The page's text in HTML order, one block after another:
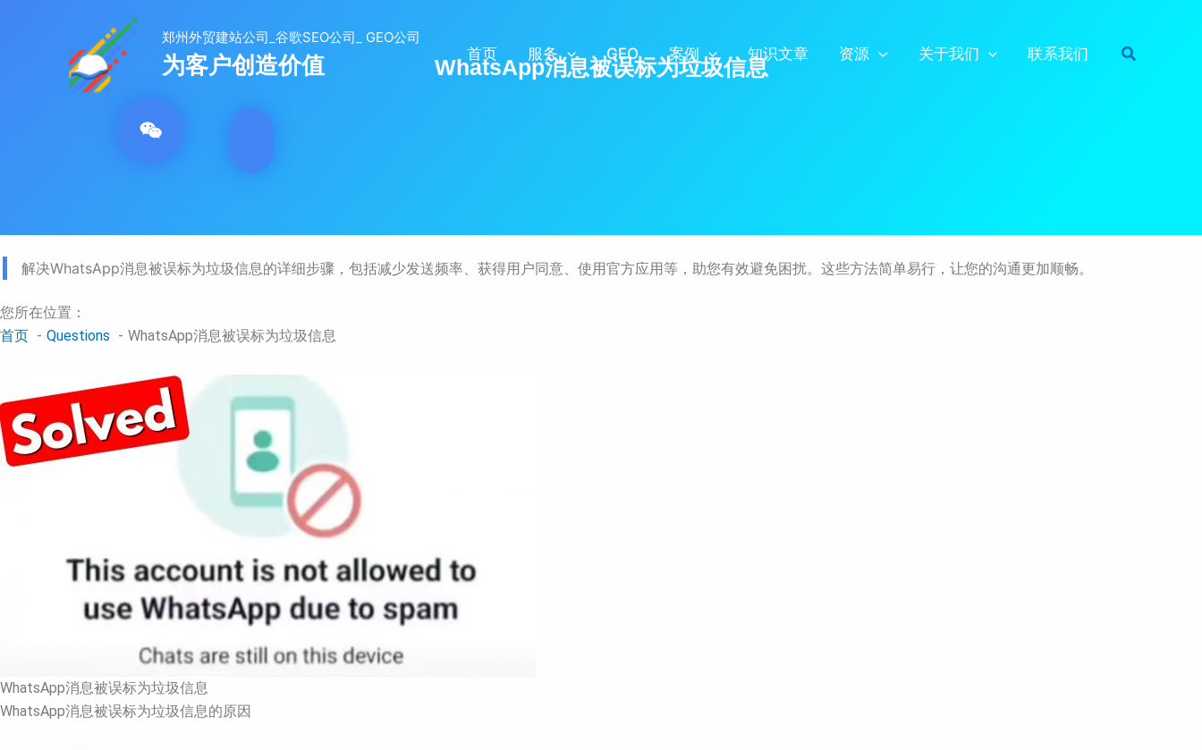
首页 服务 GEO 案例 知识文章 资源 关于我们 联系我们
搜
WhatsApp消息被误标为垃圾信息
解决WhatsApp消息被误标为垃圾信息的详细步骤，包括减少发送频率、获得用户同意、使用官方应用等，助您有效避免困扰。这些方法简单易行，让您的沟通更加顺畅。
您所在位置：
首页
Questions WhatsApp消息被误标为垃圾信息
WhatsApp消息被误标为垃圾信息
WhatsApp消息被误标为垃圾信息的原因